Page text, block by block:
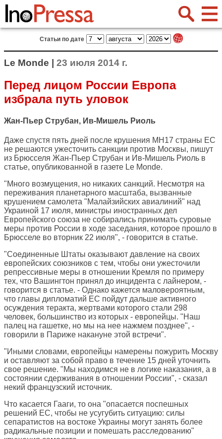
Статьи по дате
Le Monde | 23 июля 2014 г.
Перед лицом России Европа
избрала путь уловок
Жан-Пьер Струбан, Ив-Мишель Риоль
Даже спустя пять дней после крушения МН17 страны ЕС
не решаются ужесточить санкции против Москвы, пишут
из Брюсселя Жан-Пьер Струбан и Ив-Мишель Риоль в
статье, опубликованной в газете Le Monde.
"Много возмущения, но никаких санкций. Несмотря на
переживания планетарного масштаба, вызванные
крушением самолета "Малайзийских авиалиний" над
Украиной 17 июля, министры иностранных дел
Европейского союза не собирались принимать суровые
меры против России в ходе заседания, которое прошло в
Брюсселе во вторник 22 июля", - говорится в статье.
"Соединенные Штаты оказывают давление на своих
европейских союзников с тем, чтобы они ужесточили
репрессивные меры в отношении Кремля по примеру
тех, что Вашингтон принял до инцидента с лайнером, -
говорится в статье. - Однако кажется маловероятным,
что главы дипломатий ЕС пойдут дальше активного
осуждения теракта, жертвами которого стали 298
человек, большинство из которых - европейцы. "Наш
палец на гашетке, но мы на нее нажмем позднее", -
говорили в Париже накануне этой встречи".
"Иными словами, европейцы намерены пожурить Москву
и оставляют за собой право в течение 15 дней уточнить
свое решение. "Мы находимся не в логике наказания, а в
состоянии сдерживания в отношении России", - сказал
некий французский источник.
Что касается Гааги, то она "опасается поспешных
решений ЕС, чтобы не усугубить ситуацию: силы
сепаратистов на востоке Украины могут занять более
радикальные позиции и помешать расследованию"